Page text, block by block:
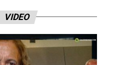
VIDEO